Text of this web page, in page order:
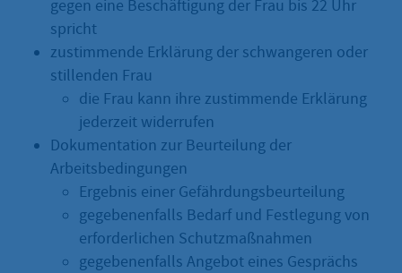
gegen eine Beschäftigung der Frau bis 22 Uhr
spricht
zustimmende Erklärung der schwangeren oder
stillenden Frau
die Frau kann ihre zustimmende Erklärung
jederzeit widerrufen
Dokumentation zur Beurteilung der
Arbeitsbedingungen
Ergebnis einer Gefährdungsbeurteilung
gegebenenfalls Bedarf und Festlegung von
erforderlichen Schutzmaßnahmen
gegebenenfalls Angebot eines Gesprächs